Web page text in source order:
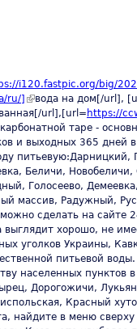
i120.fastpic.org/big/
ru/] (link is external)
вода на дом[/url],
url],[url= https://
таре -
и выходных 365 дней
питьевую:Дарницкий,
Беличи, Новобеличи,
Голосеево,
массив, Радужный,
сделать на
хорошо, не
уголков Украины,
питьевой
населенных пунктов
Дорогожичи,
Красный
найдите в меню